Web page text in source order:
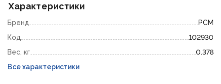
Характеристики
Бренд
РСМ
Код
102930
Вес, кг
0.378
Все характеристики